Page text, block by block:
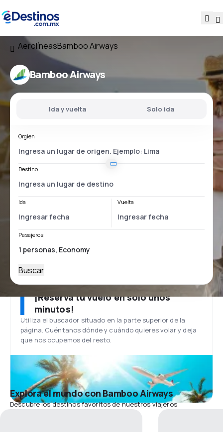
AerolíneasBamboo Airways
Bamboo Airways
Ida y vuelta Solo ida
Orgien
Destino
Ida Vuelta
Pasajeros
Buscar
¡Reserva tu vuelo en solo unos
minutos!
Utiliza el buscador situado en la parte superior de la
página. Cuéntanos dónde y cuándo quieres volar y deja
que nos ocupemos del resto.
Explora el mundo con Bamboo Airways
Descubre los destinos favoritos de nuestros viajeros